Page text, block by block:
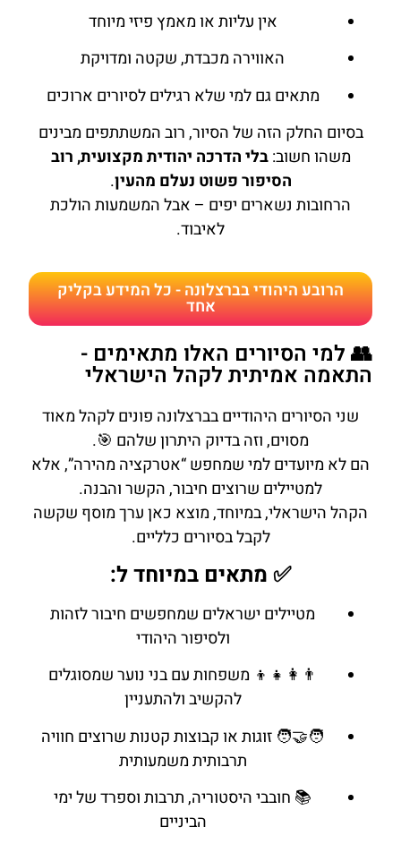
אין עליות או מאמץ פיזי מיוחד
האווירה מכבדת, שקטה ומדויקת
מתאים גם למי שלא רגילים לסיורים ארוכים
בסיום החלק הזה של הסיור, רוב המשתתפים מבינים
משהו חשוב:בלי הדרכה יהודית מקצועית, רוב
הסיפור פשוט נעלם מהעין.
הרחובות נשארים יפים – אבל המשמעות הולכת
לאיבוד.
הרובע היהודי בברצלונה - כל המידע בקליק
אחד
👥 למי הסיורים האלו מתאימים -
התאמה אמיתית לקהל הישראלי
שני הסיורים היהודיים בברצלונה פונים לקהל מאוד
מסוים, וזה בדיוק היתרון שלהם 🎯.
הם לא מיועדים למי שמחפש “אטרקציה מהירה”, אלא
למטיילים שרוצים חיבור, הקשר והבנה.
הקהל הישראלי, במיוחד, מוצא כאן ערך מוסף שקשה
לקבל בסיורים כלליים.
✅ מתאים במיוחד ל:
מטיילים ישראלים שמחפשים חיבור לזהות
ולסיפור היהודי
👨‍👩‍👧‍👦 משפחות עם בני נוער שמסוגלים
להקשיב ולהתעניין
🧑‍🤝‍🧑 זוגות או קבוצות קטנות שרוצים חוויה
תרבותית משמעותית
📚 חובבי היסטוריה, תרבות וספרד של ימי
הביניים